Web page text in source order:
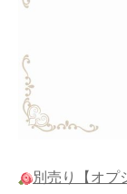
別売り【オプ